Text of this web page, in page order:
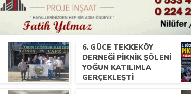
6. GÜCE TEKKEKÖY
DERNEĞI PIKNIK ŞÖLENI
YOĞUN KATILIMLA
GERÇEKLEŞTI